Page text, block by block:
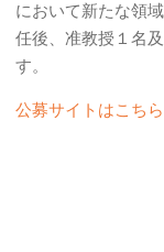
において新たな領
任後、准教授１名
す。
公募サイトはこちら